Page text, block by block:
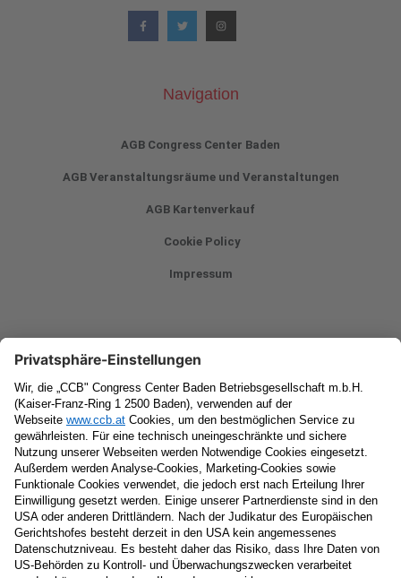
Navigation
AGB Congress Center Baden
AGB Veranstaltungsräume und Veranstaltungen
AGB Kartenverkauf
Cookie Policy
Impressum
Newsletter
Vorname
Nachname
E-Mail